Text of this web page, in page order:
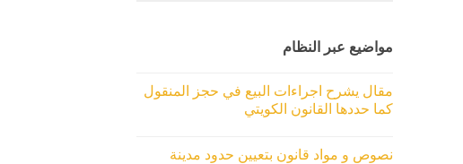
مواضيع عبر النظام
مقال يشرح اجراءات البيع في حجز المنقول
كما حددها القانون الكويتي
نصوص و مواد قانون بتعيين حدود مدينة